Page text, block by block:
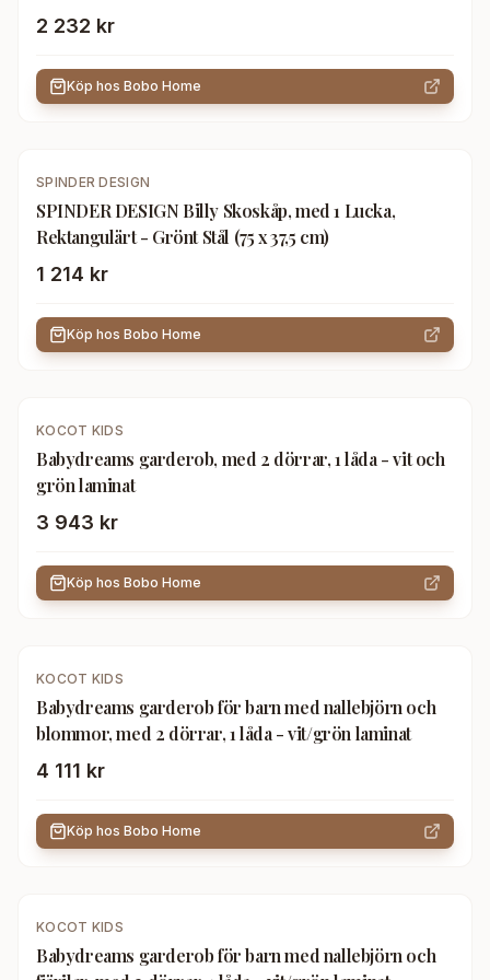
2 232 kr
Köp hos Bobo Home
SPINDER DESIGN
SPINDER DESIGN Billy Skoskåp, med 1 Lucka,
Rektangulärt - Grönt Stål (75 x 37,5 cm)
1 214 kr
Köp hos Bobo Home
KOCOT KIDS
Babydreams garderob, med 2 dörrar, 1 låda - vit och
grön laminat
3 943 kr
Köp hos Bobo Home
KOCOT KIDS
Babydreams garderob för barn med nallebjörn och
blommor, med 2 dörrar, 1 låda - vit/grön laminat
4 111 kr
Köp hos Bobo Home
KOCOT KIDS
Babydreams garderob för barn med nallebjörn och